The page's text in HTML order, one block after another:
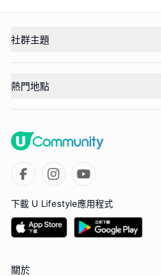
社群主題
熱門地點
下載 U Lifestyle應用程式
關於